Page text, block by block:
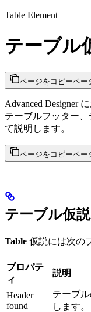
Table Element
テーブル
ページをコピーペー
Advanced Designer
テーブルフッター
て説明します。
ページをコピーペー
テーブル仮
Table 仮説には次の
プロパテ
ィ
説明
Header
found
テーブ
します。